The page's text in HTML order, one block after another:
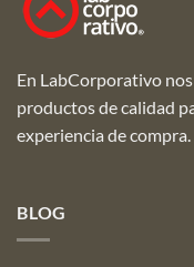
En LabCorporativo
productos de calidad
experiencia de compra.
BLOG